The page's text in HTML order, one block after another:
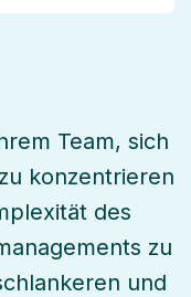
Team, sich
konzentrieren
des
zu
und